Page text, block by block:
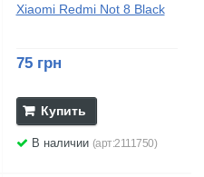
Xiaomi Redmi Not 8 Black
75 грн
Купить
В наличии (арт:2111750)